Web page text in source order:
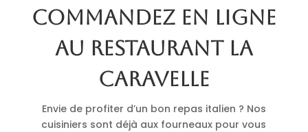
Commandez en ligne
au restaurant La
Caravelle
Envie de profiter d’un bon repas italien ? Nos
cuisiniers sont déjà aux fourneaux pour vous